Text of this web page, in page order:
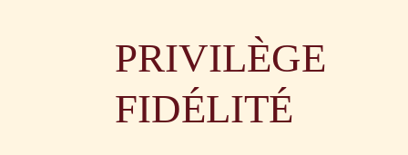
PRIVILÈGE
FIDÉLITÉ